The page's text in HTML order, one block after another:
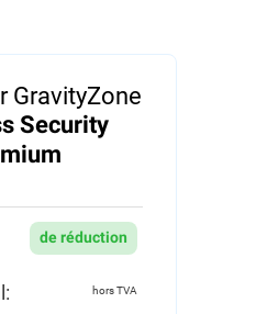
GravityZone
Security
de réduction
hors TVA